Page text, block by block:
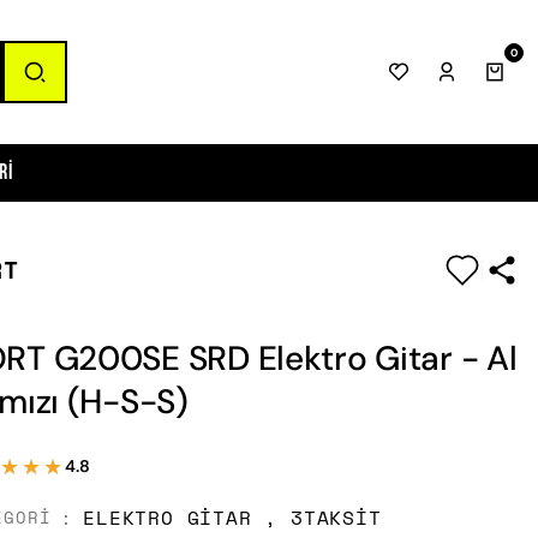
0
G200SE SRD Elektro Gitar - Al
(H-S-S)
4.8
ELEKTRO GITAR , 3TAKSIT